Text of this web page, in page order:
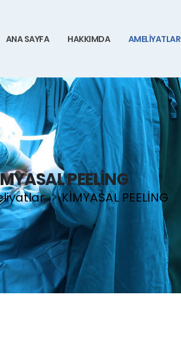
ANA SAYFA HAKKIMDA AMELİYATLAR
PEELİNG
KİMYASAL PEELİNG